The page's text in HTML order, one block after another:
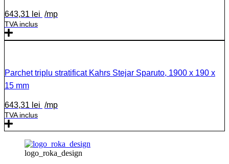
643,31 lei /mp
TVA inclus
Parchet triplu stratificat Kahrs Stejar Sparuto, 1900 x 190 x
15 mm
643,31 lei /mp
TVA inclus
logo_roka_design